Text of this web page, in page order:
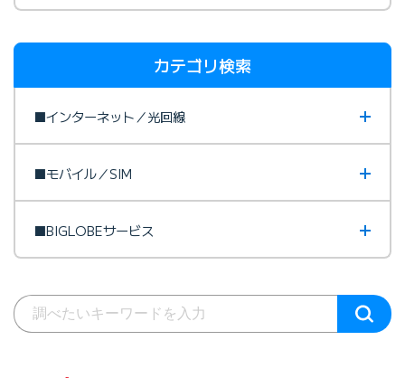
カテゴリ検索
■インターネット／光回線
■モバイル／SIM
■BIGLOBEサービス